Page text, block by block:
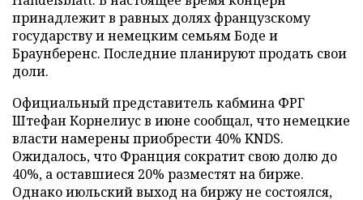
принадлежит в равных долях французскому
государству и немецким семьям Боде и
Браунберенс. Последние планируют продать свои
доли.
Официальный представитель кабмина ФРГ
Штефан Корнелиус в июне сообщал, что немецкие
власти намерены приобрести 40% KNDS.
Ожидалось, что Франция сократит свою долю до
40%, а оставшиеся 20% разместят на бирже.
Однако июльский выход на биржу не состоялся,